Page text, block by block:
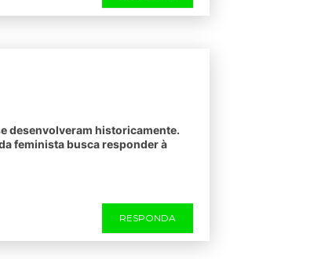
desenvolveram historicamente.
feminista busca responder à
RESPONDA